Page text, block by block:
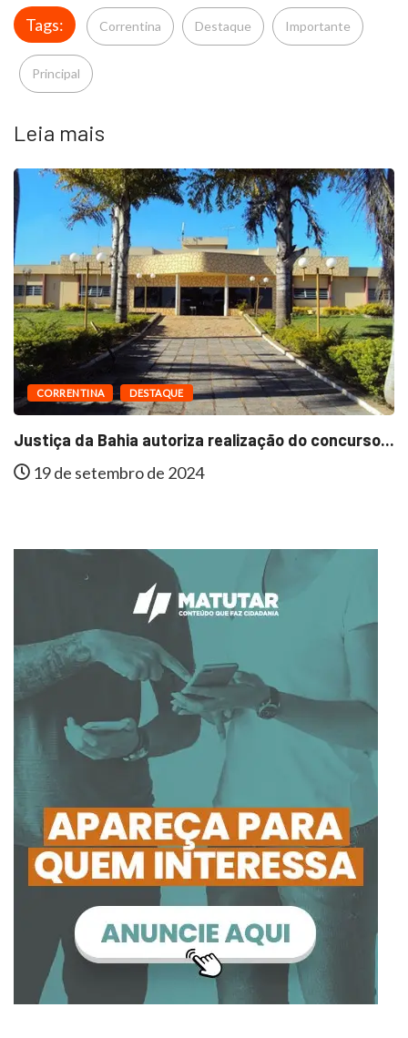
Tags: Correntina Destaque Importante
Principal
Leia mais
CORRENTINA DESTAQUE
Justiça da Bahia autoriza realização do concurso...
19 de setembro de 2024